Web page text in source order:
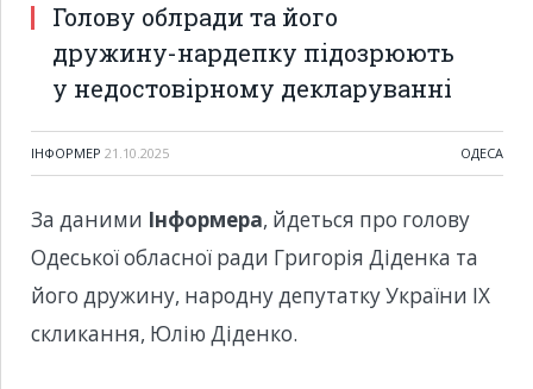
Голову облради та його
дружину-нардепку підозрюють
у недостовірному декларуванні
ІНФОРМЕР 21.10.2025 ОДЕСА
За даними Інформера, йдеться про голову
Одеської обласної ради Григорія Діденка та
його дружину, народну депутатку України IX
скликання, Юлію Діденко.